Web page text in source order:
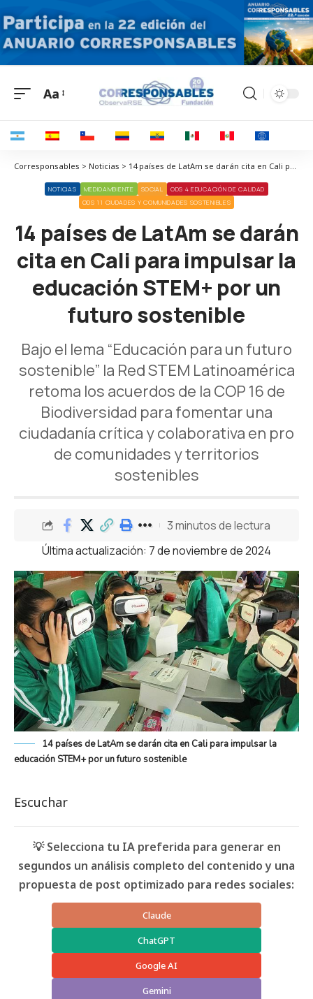
Aa
Corresponsables > Noticias > 14 países de LatAm se darán cita en Cali para impulsar la educación STEM+ por un futuro sostenible
NOTICIAS MEDIOAMBIENTE SOCIAL
ODS 4 EDUCACIÓN DE CALIDAD
ODS 11 CIUDADES Y COMUNIDADES SOSTENIBLES
14 países de LatAm se darán
cita en Cali para impulsar la
educación STEM+ por un
futuro sostenible
Bajo el lema “Educación para un futuro
sostenible” la Red STEM Latinoamérica
retoma los acuerdos de la COP 16 de
Biodiversidad para fomentar una
ciudadanía crítica y colaborativa en pro
de comunidades y territorios
sostenibles
Última actualización: 7 de noviembre de 2024
3 minutos de lectura
14 países de LatAm se darán cita en Cali para impulsar la
educación STEM+ por un futuro sostenible
Escuchar
💡 Selecciona tu IA preferida para generar en
segundos un análisis completo del contenido y una
propuesta de post optimizado para redes sociales:
Claude
ChatGPT
Google AI
Gemini